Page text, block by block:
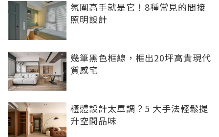
氛圍高手就是它！8種常見的間接
照明設計
幾筆黑色框線，框出20坪高貴現代
質感宅
櫃體設計太單調？5 大手法輕鬆提
升空間品味